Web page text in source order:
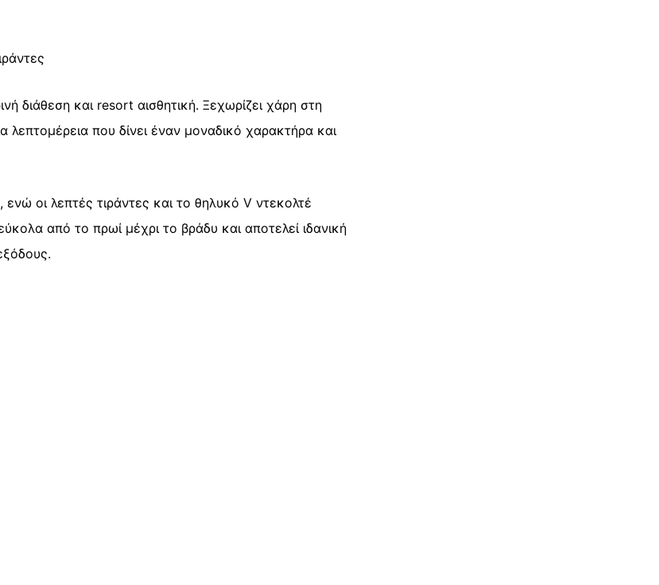
διάθεση και resort αισθητική. Ξεχωρίζει χάρη στη
που δίνει έναν μοναδικό χαρακτήρα και
οι λεπτές τιράντες και το θηλυκό V ντεκολτέ
από το πρωί μέχρι το βράδυ και αποτελεί ιδανική